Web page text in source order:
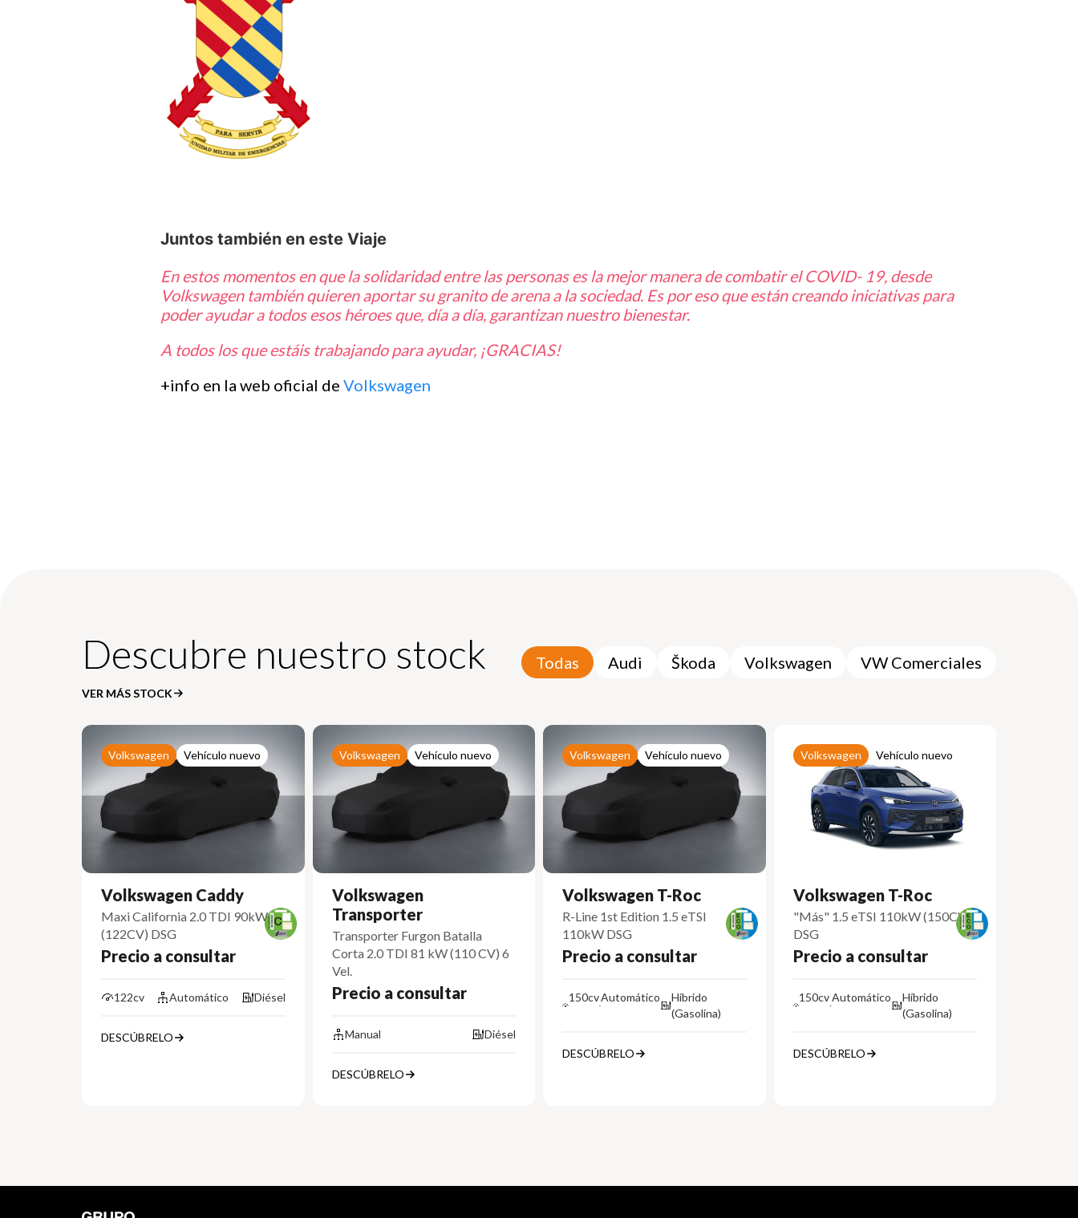
Juntos también en este Viaje
En estos momentos en que la solidaridad entre las personas es la mejor manera de combatir el COVID- 19, desde
Volkswagen también quieren aportar su granito de arena a la sociedad. Es por eso que están creando iniciativas para
poder ayudar a todos esos héroes que, día a día, garantizan nuestro bienestar.
A todos los que estáis trabajando para ayudar, ¡GRACIAS!
+info en la web oficial de Volkswagen
Descubre nuestro stock
VER MÁS STOCK
Todas Audi Škoda Volkswagen VW Comerciales
Volkswagen Vehículo nuevo
Volkswagen Caddy
Maxi California 2.0 TDI 90kW
(122CV) DSG
Precio a consultar
122cv Automático Diésel
DESCÚBRELO
Volkswagen Vehículo nuevo
Volkswagen
Transporter
Transporter Furgon Batalla
Corta 2.0 TDI 81 kW (110 CV) 6
Vel.
Precio a consultar
Manual Diésel
DESCÚBRELO
Volkswagen Vehículo nuevo
Volkswagen T-Roc
R-Line 1st Edition 1.5 eTSI
110kW DSG
Precio a consultar
150cvAutomático
Híbrido
(Gasolina)
DESCÚBRELO
Volkswagen Vehículo nuevo
Volkswagen T-Roc
"Más" 1.5 eTSI 110kW (150CV)
DSG
Precio a consultar
150cvAutomático
Híbrido
(Gasolina)
DESCÚBRELO